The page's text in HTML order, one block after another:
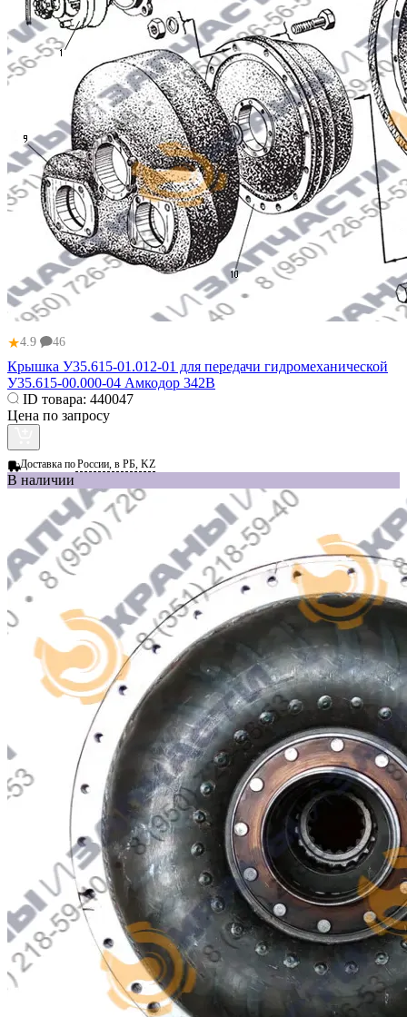
★4.9 46
Крышка У35.615-01.012-01 для передачи гидромеханической
У35.615-00.000-04 Амкодор 342В
ID товара: 440047
Цена по запросу
Доставка поРоссии, в РБ, KZ
В наличии